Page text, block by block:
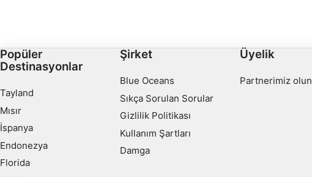
Popüler
Destinasyonlar
Tayland
Mısır
İspanya
Endonezya
Florida
Şirket
Blue Oceans
Sıkça Sorulan Sorular
Gizlilik Politikası
Kullanım Şartları
Damga
Üyelik
Partnerimiz olun
Hizmetleri geliştirmek ve iyileştirmek
İçerik seçmek için sınırlı veri kullanmak
IAB Özel Özellikleri:
Kesin coğrafi konum verilerini kullanmak
Aktif olarak talep edilen bilgilere dayanarak cihazları belirlemek